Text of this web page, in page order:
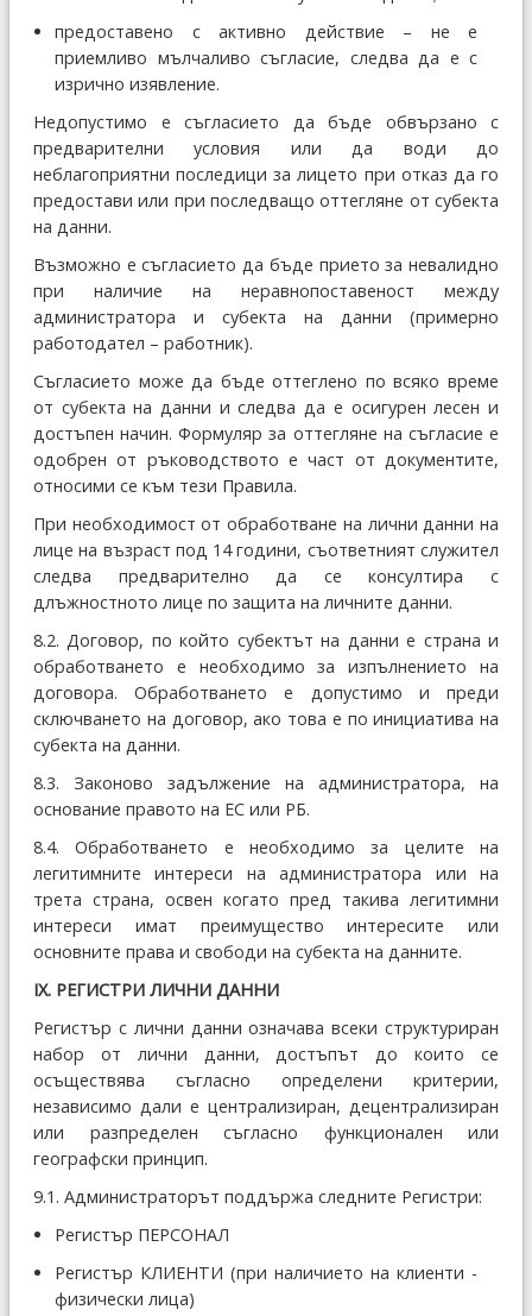
предоставено с активно действие – не е
приемливо мълчаливо съгласие, следва да е с
изрично изявление.
Недопустимо е съгласието да бъде обвързано с
предварителни условия или да води до
неблагоприятни последици за лицето при отказ да го
предостави или при последващо оттегляне от субекта
на данни.
Възможно е съгласието да бъде прието за невалидно
при наличие на неравнопоставеност между
администратора и субекта на данни (примерно
работодател – работник).
Съгласието може да бъде оттеглено по всяко време
от субекта на данни и следва да е осигурен лесен и
достъпен начин. Формуляр за оттегляне на съгласие е
одобрен от ръководството е част от документите,
относими се към тези Правила.
При необходимост от обработване на лични данни на
лице на възраст под 14 години, съответният служител
следва предварително да се консултира с
длъжностното лице по защита на личните данни.
8.2. Договор, по който субектът на данни е страна и
обработването е необходимо за изпълнението на
договора. Обработването е допустимо и преди
сключването на договор, ако това е по инициатива на
субекта на данни.
8.3. Законово задължение на администратора, на
основание правото на ЕС или РБ.
8.4. Обработването е необходимо за целите на
легитимните интереси на администратора или на
трета страна, освен когато пред такива легитимни
интереси имат преимущество интересите или
основните права и свободи на субекта на данните.
ІХ. РЕГИСТРИ ЛИЧНИ ДАННИ
Регистър с лични данни означава всеки структуриран
набор от лични данни, достъпът до които се
осъществява съгласно определени критерии,
независимо дали е централизиран, децентрализиран
или разпределен съгласно функционален или
географски принцип.
9.1. Администраторът поддържа следните Регистри:
Регистър ПЕРСОНАЛ
Регистър КЛИЕНТИ (при наличието на клиенти -
физически лица)